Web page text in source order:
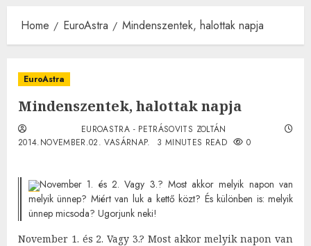
Home EuroAstra Mindenszentek, halottak napja
EuroAstra
Mindenszentek, halottak napja
EUROASTRA - PETRÁSOVITS ZOLTÁN
2014.NOVEMBER.02. VASÁRNAP.
3 MINUTES READ 0
November 1. és 2. Vagy 3.? Most akkor melyik napon van
melyik ünnep? Miért van luk a kettő közt? És különben is: melyik
ünnep micsoda? Ugorjunk neki!
November 1. és 2. Vagy 3.? Most akkor melyik napon van